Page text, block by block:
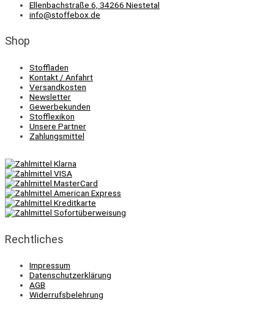
Ellenbachstraße 6, 34266 Niestetal
info@stoffebox.de
Shop
Stoffladen
Kontakt / Anfahrt
Versandkosten
Newsletter
Gewerbekunden
Stofflexikon
Unsere Partner
Zahlungsmittel
Rechtliches
Impressum
Datenschutzerklärung
AGB
Widerrufsbelehrung